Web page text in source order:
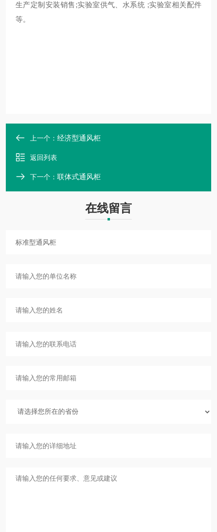
生产定制安装销售;实验室供气、水系统 ;实验室相关配件
等。
上一个： 经济型通风柜
返回列表
下一个： 联体式通风柜
在线留言